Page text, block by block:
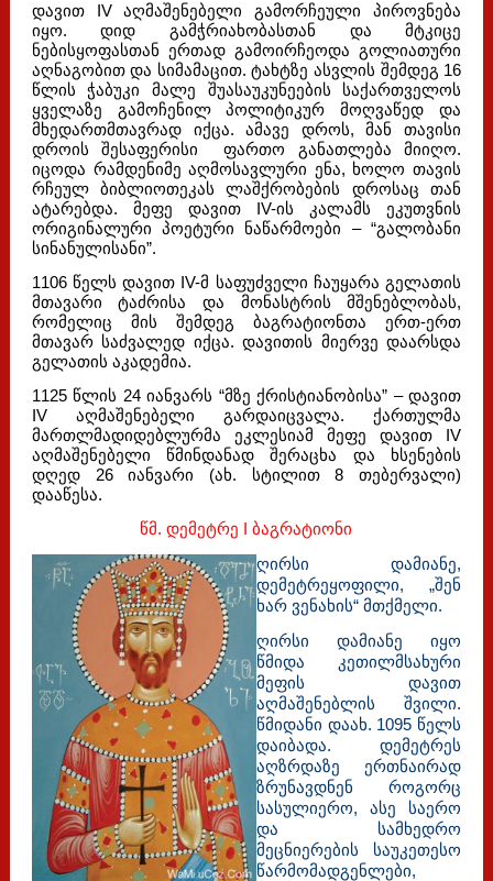
დავით IV აღმაშენებელი გამორჩეული პიროვნება
იყო. დიდ გამჭრიახობასთან და მტკიცე
ნებისყოფასთან ერთად გამოირჩეოდა გოლიათური
აღნაგობით და სიმამაცით. ტახტზე ასვლის შემდეგ 16
წლის ჭაბუკი მალე შუასაუკუნეების საქართველოს
ყველაზე გამოჩენილ პოლიტიკურ მოღვაწედ და
მხედართმთავრად იქცა. ამავე დროს, მან თავისი
დროის შესაფერისი ფართო განათლება მიიღო.
იცოდა რამდენიმე აღმოსავლური ენა, ხოლო თავის
რჩეულ ბიბლიოთეკას ლაშქრობების დროსაც თან
ატარებდა. მეფე დავით IV-ის კალამს ეკუთვნის
ორიგინალური პოეტური ნაწარმოები – “გალობანი
სინანულისანი”.
1106 წელს დავით IV-მ საფუძველი ჩაუყარა გელათის
მთავარი ტაძრისა და მონასტრის მშენებლობას,
რომელიც მის შემდეგ ბაგრატიონთა ერთ-ერთ
მთავარ საძვალედ იქცა. დავითის მიერვე დაარსდა
გელათის აკადემია.
1125 წლის 24 იანვარს “მზე ქრისტიანობისა” – დავით
IV აღმაშენებელი გარდაიცვალა. ქართულმა
მართლმადიდებლურმა ეკლესიამ მეფე დავით IV
აღმაშენებელი წმინდანად შერაცხა და ხსენების
დღედ 26 იანვარი (ახ. სტილით 8 თებერვალი)
დააწესა.
წმ. დემეტრე I ბაგრატიონი
ღირსი დამიანე,
დემეტრეყოფილი, „შენ
ხარ ვენახის“ მთქმელი.
ღირსი დამიანე იყო
წმიდა კეთილმსახური
მეფის დავით
აღმაშენებლის შვილი.
წმიდანი დაახ. 1095 წელს
დაიბადა. დემეტრეს
აღზრდაზე ერთნაირად
ზრუნავდნენ როგორც
სასულიერო, ასე საერო
და სამხედრო
მეცნიერების საუკეთესო
წარმომადგენლები,